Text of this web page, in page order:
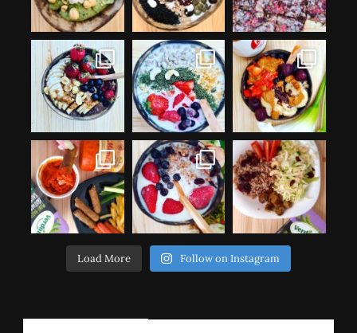
Load More Follow on Instagram